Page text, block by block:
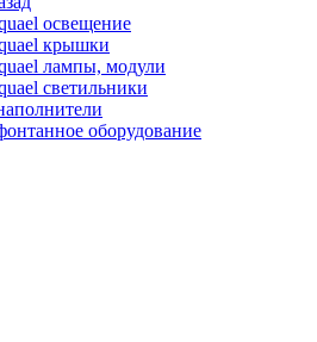
освещение
крышки
лампы, модули
светильники
оборудование